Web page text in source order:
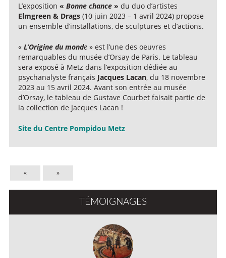
L’exposition « Bonne chance » du duo d’artistes
Elmgreen & Drags (10 juin 2023 – 1 avril 2024) propose
un ensemble d’installations, de sculptures et d’actions.
« L’Origine du monde » est l’une des oeuvres
remarquables du musée d’Orsay de Paris. Le tableau
sera exposé à Metz dans l’exposition dédiée au
psychanalyste français Jacques Lacan, du 18 novembre
2023 au 15 avril 2024. Avant son entrée au musée
d’Orsay, le tableau de Gustave Courbet faisait partie de
la collection de Jacques Lacan !
Site du Centre Pompidou Metz
« »
TÉMOIGNAGES